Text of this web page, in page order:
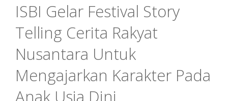
ISBI Gelar Festival Story
Telling Cerita Rakyat
Nusantara Untuk
Mengajarkan Karakter Pada
Anak Usia Dini